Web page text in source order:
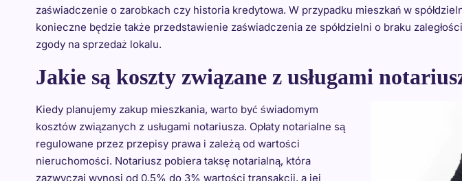
zaświadczenie o zarobkach czy historia kredytowa. W przypadku mieszkań w
konieczne będzie także przedstawienie zaświadczenia ze spółdzielni o braku
zgody na sprzedaż lokalu.
Jakie są koszty związane z usługami
Kiedy planujemy zakup mieszkania, warto być świadomym
kosztów związanych z usługami notariusza. Opłaty notarialne są
regulowane przez przepisy prawa i zależą od wartości
nieruchomości. Notariusz pobiera taksę notarialną, która
zazwyczaj wynosi od 0,5% do 3% wartości transakcji, a jej